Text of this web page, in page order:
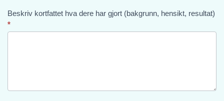
2021:
NCSC
Beskriv kortfattet hva dere har gjort (bakgrunn, hensikt, resultat)
*